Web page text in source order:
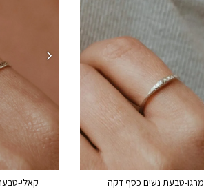
מרגו-טבעת נשים כסף דקה
קאלי-